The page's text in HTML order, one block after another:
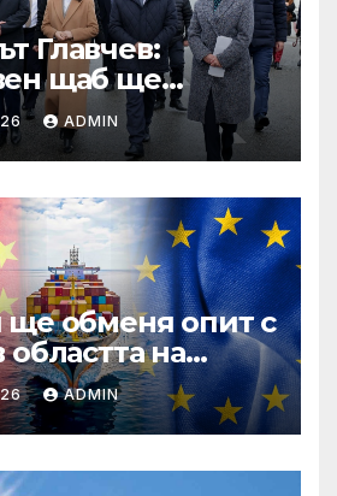
Главчев:
щаб ще
структурите
за да сме
Шенген
ADMIN
ще обменя опит с
на
инфраструктура
ADMIN